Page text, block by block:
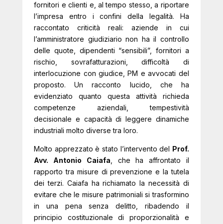
fornitori e clienti e, al tempo stesso, a riportare
l’impresa entro i confini della legalità. Ha
raccontato criticità reali: aziende in cui
l’amministratore giudiziario non ha il controllo
delle quote, dipendenti “sensibili”, fornitori a
rischio, sovrafatturazioni, difficoltà di
interlocuzione con giudice, PM e avvocati del
proposto. Un racconto lucido, che ha
evidenziato quanto questa attività richieda
competenze aziendali, tempestività
decisionale e capacità di leggere dinamiche
industriali molto diverse tra loro.
Molto apprezzato è stato l’intervento del Prof.
Avv. Antonio Caiafa , che ha affrontato il
rapporto tra misure di prevenzione e la tutela
dei terzi. Caiafa ha richiamato la necessità di
evitare che le misure patrimoniali si trasformino
in una pena senza delitto, ribadendo il
principio costituzionale di proporzionalità e